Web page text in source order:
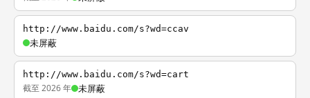
http://www.baidu.com/s?wd=ccav
未屏蔽
http://www.baidu.com/s?wd=cart
截至 2026 年 未屏蔽